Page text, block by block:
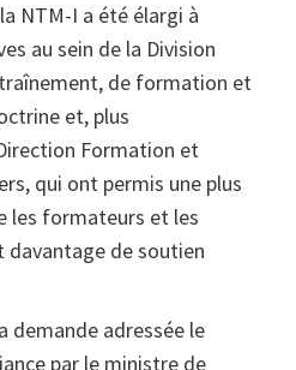
NTM-I a été élargi à
au sein de la Division
de formation et
et, plus
Formation et
qui ont permis une plus
les formateurs et les
davantage de soutien
demande adressée le
par le ministre de